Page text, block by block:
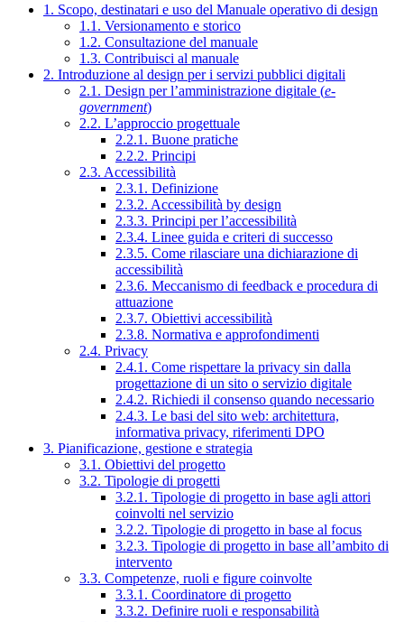
1. Scopo, destinatari e uso del Manuale operativo di design
1.1. Versionamento e storico
1.2. Consultazione del manuale
1.3. Contribuisci al manuale
2. Introduzione al design per i servizi pubblici digitali
2.1. Design per l’amministrazione digitale (e-
government)
2.2. L’approccio progettuale
2.2.1. Buone pratiche
2.2.2. Principi
2.3. Accessibilità
2.3.1. Definizione
2.3.2. Accessibilità by design
2.3.3. Principi per l’accessibilità
2.3.4. Linee guida e criteri di successo
2.3.5. Come rilasciare una dichiarazione di
accessibilità
2.3.6. Meccanismo di feedback e procedura di
attuazione
2.3.7. Obiettivi accessibilità
2.3.8. Normativa e approfondimenti
2.4. Privacy
2.4.1. Come rispettare la privacy sin dalla
progettazione di un sito o servizio digitale
2.4.2. Richiedi il consenso quando necessario
2.4.3. Le basi del sito web: architettura,
informativa privacy, riferimenti DPO
3. Pianificazione, gestione e strategia
3.1. Obiettivi del progetto
3.2. Tipologie di progetti
3.2.1. Tipologie di progetto in base agli attori
coinvolti nel servizio
3.2.2. Tipologie di progetto in base al focus
3.2.3. Tipologie di progetto in base all’ambito di
intervento
3.3. Competenze, ruoli e figure coinvolte
3.3.1. Coordinatore di progetto
3.3.2. Definire ruoli e responsabilità